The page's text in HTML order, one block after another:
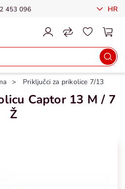
453 096 HR
Priključci za prikolice 7/13
Captor 13 M / 7
Ž